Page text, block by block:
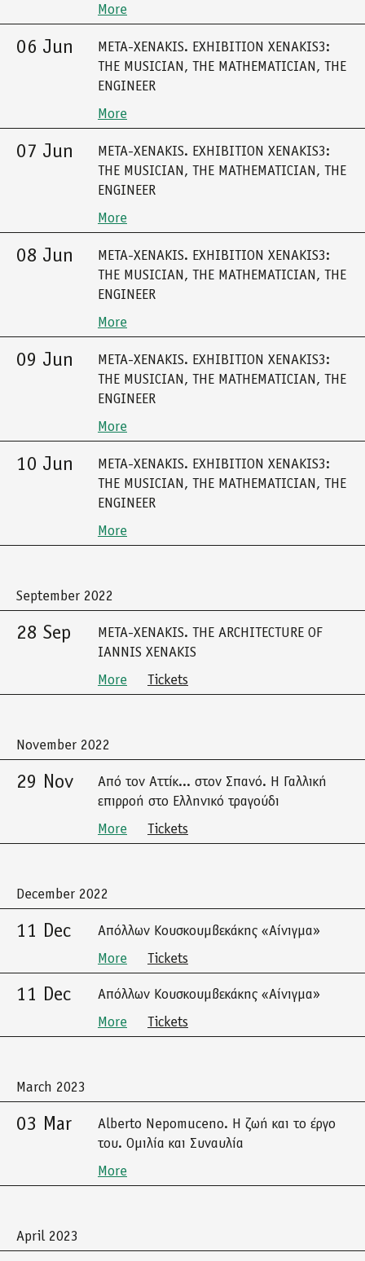
More
06 Jun
META-XENAKIS. EXHIBITION XENAKIS3:
THE MUSICIAN, THE MATHEMATICIAN, THE
ENGINEER
More
07 Jun
META-XENAKIS. EXHIBITION XENAKIS3:
THE MUSICIAN, THE MATHEMATICIAN, THE
ENGINEER
More
08 Jun
META-XENAKIS. EXHIBITION XENAKIS3:
THE MUSICIAN, THE MATHEMATICIAN, THE
ENGINEER
More
09 Jun
META-XENAKIS. EXHIBITION XENAKIS3:
THE MUSICIAN, THE MATHEMATICIAN, THE
ENGINEER
More
10 Jun
META-XENAKIS. EXHIBITION XENAKIS3:
THE MUSICIAN, THE MATHEMATICIAN, THE
ENGINEER
More
September 2022
28 Sep
META-XENAKIS. THE ARCHITECTURE OF
IANNIS XENAKIS
More
Tickets
November 2022
29 Nov
Από τον Αττίκ... στον Σπανό. Η Γαλλική
επιρροή στο Ελληνικό τραγούδι
More
Tickets
December 2022
11 Dec
Απόλλων Κουσκουμβεκάκης «Αίνιγμα»
More
Tickets
11 Dec
Απόλλων Κουσκουμβεκάκης «Αίνιγμα»
More
Tickets
March 2023
03 Mar
Alberto Nepomuceno. Η ζωή και το έργο
του. Ομιλία και Συναυλία
More
April 2023